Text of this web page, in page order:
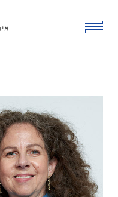
content
click